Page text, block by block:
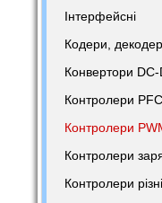
Інтерфейсні
Кодери,
Конвертори DC-
Контролери
Контролери
Контролери
Контролери різні